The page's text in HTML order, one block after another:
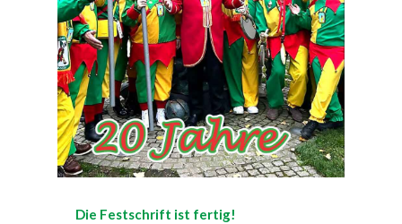
Die Festschrift ist fertig!